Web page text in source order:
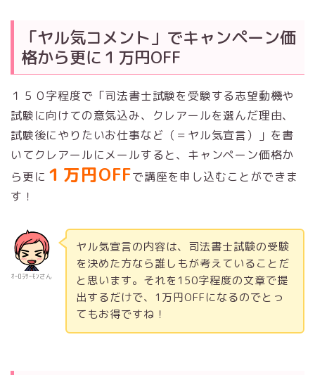
「ヤル気コメント」でキャンペーン価
格から更に１万円OFF
１５０字程度で 「司法書士試験を受験する志望動機や
試験に向けての意気込み、クレアールを選んだ理由、
試験後にやりたいお仕事など（＝ヤル気宣言）
」を書
いてクレアールにメールすると、キャンペーン価格か
ら更に １万円OFFで講座を申し込むことができま
す！
ｵｰﾛﾗｻｰﾓﾝさん
ヤル気宣言の内容は、司法書士試験の受験
を決めた方なら誰しもが考えていることだ
と思います。それを150字程度の文章で提
出するだけで、1万円OFFになるのでとっ
てもお得ですね！